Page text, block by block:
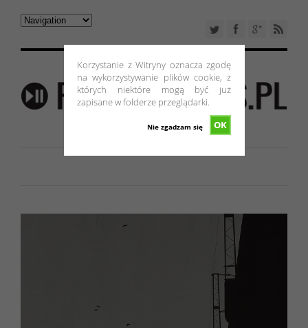
Korzystanie z Witryny oznacza zgodę
na wykorzystywanie plików cookie, z
których niektóre mogą być już
zapisane w folderze przeglądarki.
OK
Nie zgadzam się